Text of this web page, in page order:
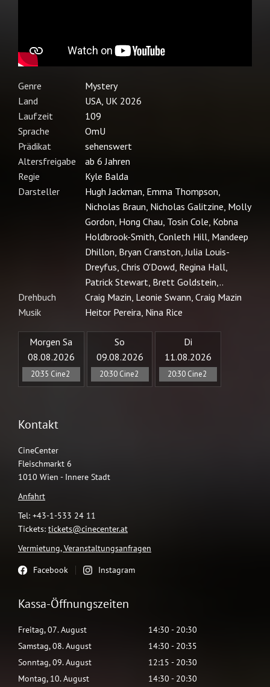
Kontakt
CineCenter
Fleischmarkt 6
1010 Wien - Innere Stadt
Anfahrt
Tel: +43-1-533 24 11
Tickets: tickets@cinecenter.at
Vermietung, Veranstaltungsanfragen
Facebook Instagram
Kassa-Öffnungszeiten
Freitag,07.August 14:30 - 20:30
Samstag,08.August 14:30 - 20:35
Sonntag,09.August 12:15 - 20:30
Montag, 10.August 14:30 - 20:30